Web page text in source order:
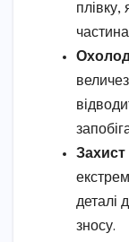
плівку,
Захист
деталі
зносу.